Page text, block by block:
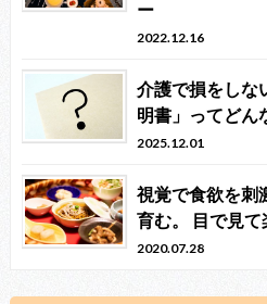
ー
2022.12.16
介護で損をしな
明書」ってどん
2025.12.01
視覚で食欲を刺
育む。 目で見て
2020.07.28